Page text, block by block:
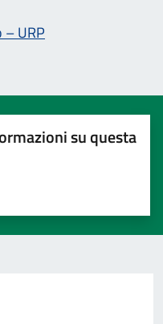
URP
su questa
5